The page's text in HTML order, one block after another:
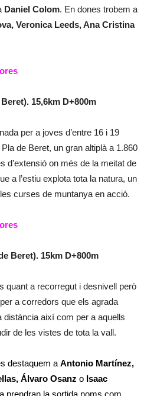
Daniel Colom. En dones trobem a
Veronica Leeds, Ana Cristina
15,6km D+800m
per a joves d’entre 16 i 19
de Beret, un gran altiplà a 1.860
d’extensió on més de la meitat de
a l’estiu explota tota la natura, un
curses de muntanya en acció.
Beret). 15km D+800m
quant a recorregut i desnivell però
a corredors que els agrada
així com per a aquells
de les vistes de tota la vall.
destaquem a Antonio Martínez,
Álvaro Osanz o Isaac